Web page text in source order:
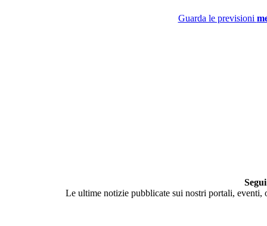
Guarda le previsioni
Le ultime notizie pubblicate sui nostri portali,